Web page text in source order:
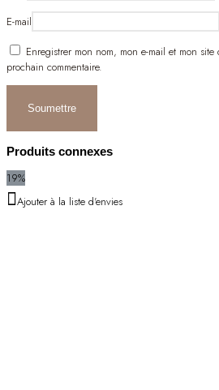
E-mail
Enregistrer mon nom, mon e-mail et mon
prochain commentaire.
Produits connexes
19%
Ajouter à la liste d'envies